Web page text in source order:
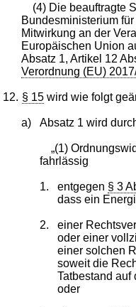
(4) Die beauftragte
Bundesministerium
Mitwirkung an der
Europäischen Union
Absatz 1, Artikel 12
Verordnung (EU)
12. § 15 wird wie folgt
a) Absatz 1 wird
„(1)
fahrlässig
1. entgegen § 3
dass ein
2. einer
oder einer
einer solchen
soweit die
Tatbestand
oder